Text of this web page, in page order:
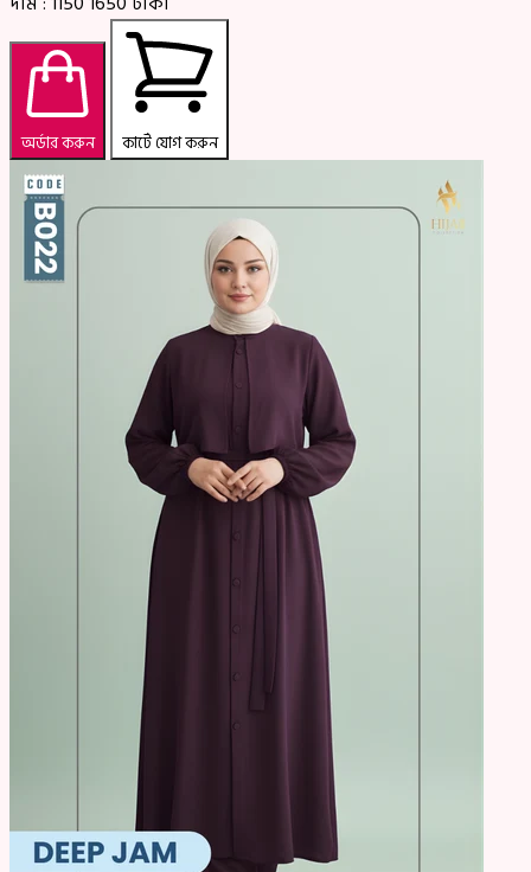
অর্ডার করুন কার্টে যোগ করুন